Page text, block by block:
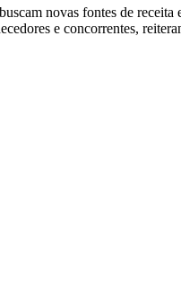
novas fontes de
e concorrentes,